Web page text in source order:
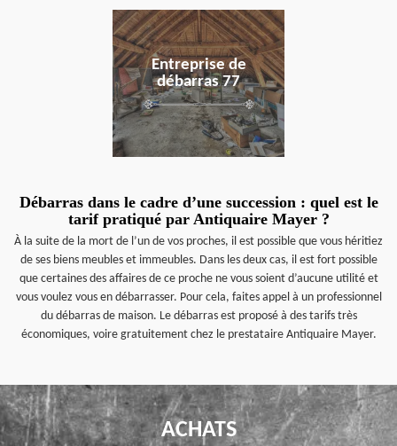
Entreprise de
débarras 77
en savoir plus
Débarras dans le cadre d’une succession : quel est le
tarif pratiqué par Antiquaire Mayer ?
À la suite de la mort de l’un de vos proches, il est possible que vous héritiez
de ses biens meubles et immeubles. Dans les deux cas, il est fort possible
que certaines des affaires de ce proche ne vous soient d’aucune utilité et
vous voulez vous en débarrasser. Pour cela, faites appel à un professionnel
du débarras de maison. Le débarras est proposé à des tarifs très
économiques, voire gratuitement chez le prestataire Antiquaire Mayer.
ACHATS